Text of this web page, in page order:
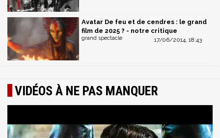
Avatar De feu et de cendres : le grand
film de 2025 ? - notre critique
17/06/2014, 18:43
grand spectacle
VIDÉOS À NE PAS MANQUER